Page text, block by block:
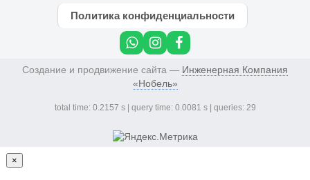
Политика конфиденциальности
Создание и продвижение сайта — Инженерная Компания
«Нобель»
total time: 0.2157 s | query time: 0.0081 s | queries: 29
×